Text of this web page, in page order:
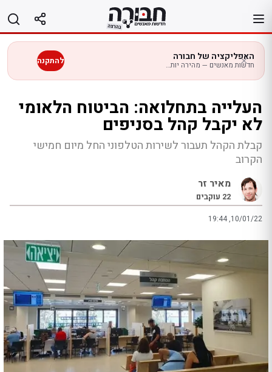
לתוכן
האפליקציה של חבורה
חדשות מאנשים — מהירה יותר בנייד להתקנה
העלייה בתחלואה: הביטוח הלאומי
לא יקבל קהל בסניפים
קבלת הקהל תעבור לשירות הטלפוני החל מיום חמישי
הקרוב
מאיר זר
22 עוקבים
19:44 ,10/01/22